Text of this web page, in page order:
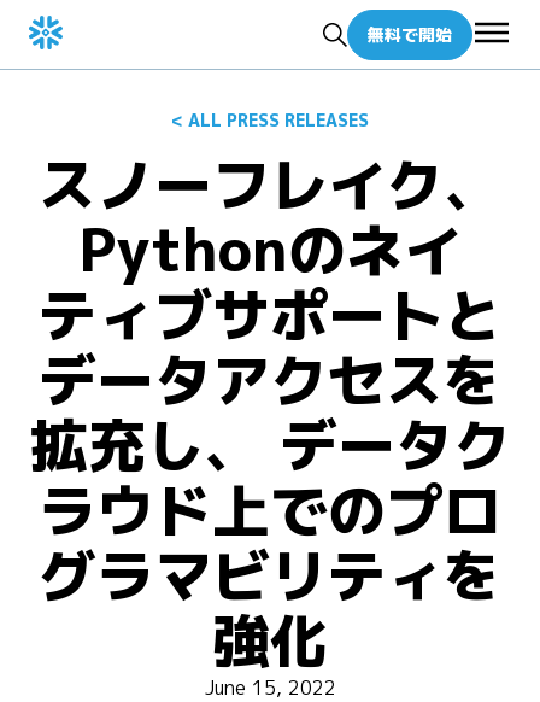
無料で開始
< ALL PRESS RELEASES
スノーフレイク、
Pythonのネイ
ティブサポートと
データアクセスを
拡充し、 データク
ラウド上でのプロ
グラマビリティを
強化
June 15, 2022